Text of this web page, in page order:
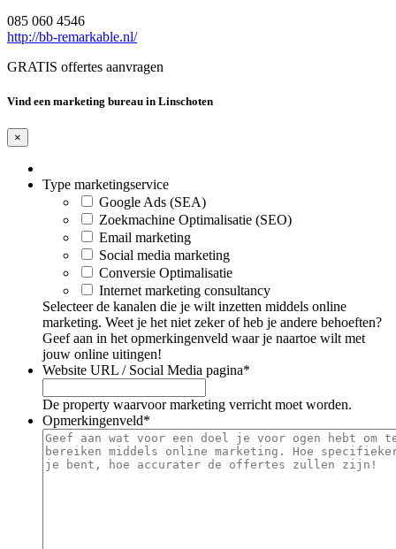
085 060 4546
http://bb-remarkable.nl/
GRATIS offertes aanvragen
Vind een marketing bureau in Linschoten
×
Type marketingservice
Google Ads (SEA)
Zoekmachine Optimalisatie (SEO)
Email marketing
Social media marketing
Conversie Optimalisatie
Internet marketing consultancy
Selecteer de kanalen die je wilt inzetten middels online
marketing. Weet je het niet zeker of heb je andere behoeften?
Geef aan in het opmerkingenveld waar je naartoe wilt met
jouw online uitingen!
Website URL / Social Media pagina*
De property waarvoor marketing verricht moet worden.
Opmerkingenveld*